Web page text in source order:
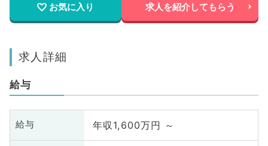
お気に入り 求人を紹介してもらう
求人詳細
給与
給与 年収1,600万円 ～